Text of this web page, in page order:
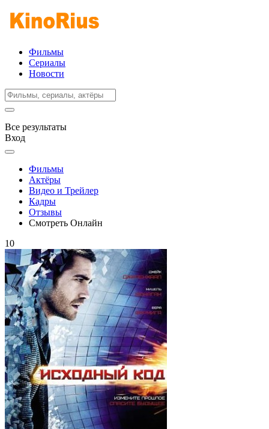
Фильмы
Сериалы
Новости
Все результаты
Вход
Фильмы
Актёры
Видео и Трейлер
Кадры
Отзывы
Смотреть Онлайн
10